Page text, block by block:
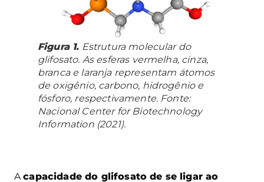
Figura 1. Estrutura molecular do
glifosato. As esferas vermelha, cinza,
branca e laranja representam átomos
de oxigênio, carbono, hidrogênio e
fósforo, respectivamente. Fonte:
Nacional Center for Biotechnology
Information (2021).
Acapacidade do glifosato de se ligar ao